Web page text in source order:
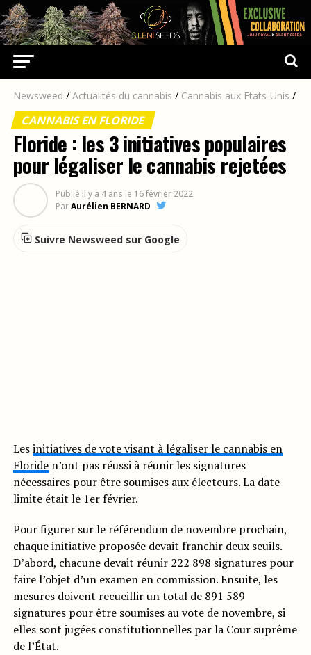
Newsweed / Actualités du cannabis / Cannabis aux Etats-Unis /
CANNABIS EN FLORIDE
Floride : les 3 initiatives populaires
pour légaliser le cannabis rejetées
Publié il y a 4 ans le 16 février 2022
ParAurélien BERNARD
Suivre Newsweed sur Google
Lesinitiatives de vote visant à légaliser le cannabis en
Floriden’ont pas réussi à réunir les signatures
nécessaires pour être soumises aux électeurs. La date
limite était le 1er février.
Pour figurer sur le référendum de novembre prochain,
chaque initiative proposée devait franchir deux seuils.
D’abord, chacune devait réunir 222 898 signatures pour
faire l’objet d’un examen en commission. Ensuite, les
mesures doivent recueillir un total de 891 589
signatures pour être soumises au vote de novembre, si
elles sont jugées constitutionnelles par la Cour suprême
de l’État.